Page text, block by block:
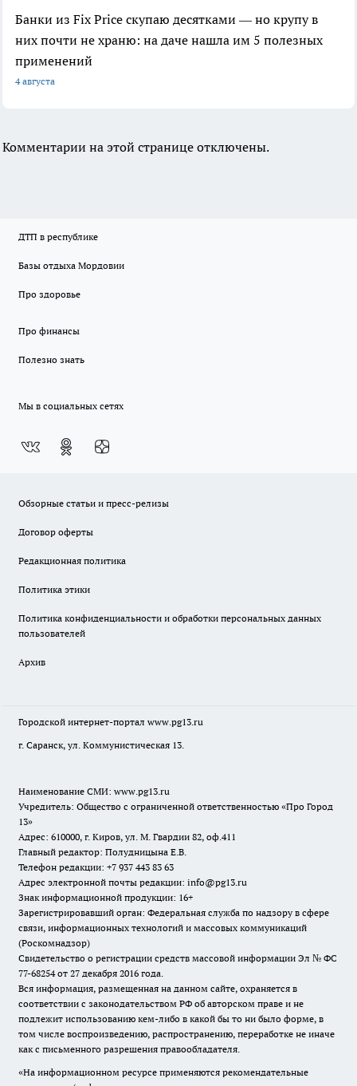
Банки из Fix Price скупаю десятками — но крупу в
них почти не храню: на даче нашла им 5 полезных
применений
4 августа
Комментарии на этой странице отключены.
ДТП в республике
Базы отдыха Мордовии
Про здоровье
Про финансы
Полезно знать
Мы в социальных сетях
Обзорные статьи и пресс-релизы
Договор оферты
Редакционная политика
Политика этики
Политика конфиденциальности и обработки персональных данных
пользователей
Архив
Городской интернет-портал www.pg13.ru
г. Саранск, ул. Коммунистическая 13.
Наименование СМИ: www.pg13.ru
Учредитель: Общество с ограниченной ответственностью «Про Город
13»
Адрес: 610000, г. Киров, ул. М. Гвардии 82, оф.411
Главный редактор: Полудницына Е.В.
Телефон редакции: +7 937 443 83 63
Адрес электронной почты редакции: info@pg13.ru
Знак информационной продукции: 16+
Зарегистрировавший орган: Федеральная служба по надзору в сфере
связи, информационных технологий и массовых коммуникаций
(Роскомнадзор)
Свидетельство о регистрации средств массовой информации Эл № ФС
77-68254 от 27 декабря 2016 года.
Вся информация, размещенная на данном сайте, охраняется в
соответствии с законодательством РФ об авторском праве и не
подлежит использованию кем-либо в какой бы то ни было форме, в
том числе воспроизведению, распространению, переработке не иначе
как с письменного разрешения правообладателя.
«На информационном ресурсе применяются рекомендательные